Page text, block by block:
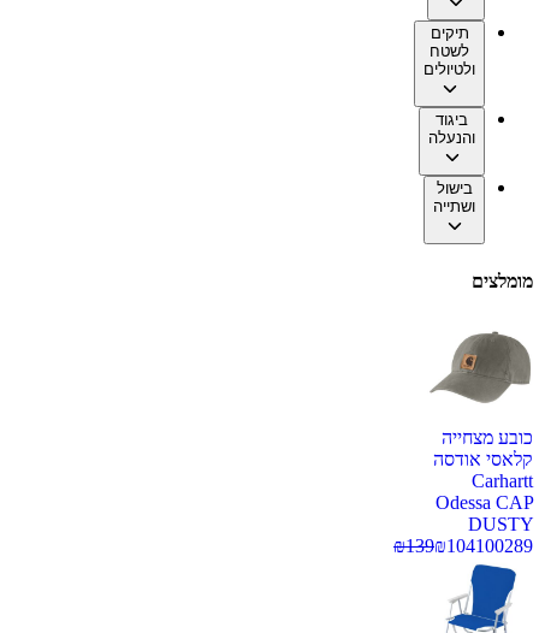
תיקים
לשטח
ולטיולים
ביגוד
והנעלה
בישול
ושתייה
מומלצים
כובע מצחייה
קלאסי אודסה
Carhartt
Odessa CAP
DUSTY
100289
₪104
₪139